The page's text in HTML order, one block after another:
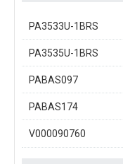
PA3533U-1BRS
PA3535U-1BRS
PABAS097
PABAS174
V000090760